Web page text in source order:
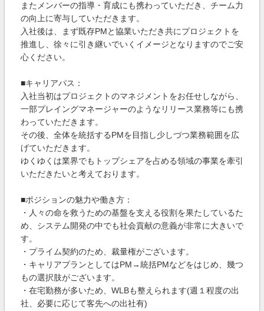
またメンバーの指導・育成にも携わっていただき、チーム力
の向上に寄与していただきます。
入社後は、まず既存PMと協業いただき共にプロジェクトを
推進し、徐々に引き継いでいくイメージとなりますのでご安
心ください。
■キャリアパス：
入社当初はプロジェクトのマネジメントをお任せしながら、
一部プレイングマネージャーのようなリリース業務等にも携
わっていただきます。
その後、全体を統括するPMを目指し少しづつ業務範囲を広
げていただきます。
ゆくゆくは業界でもトップシェアを占める領域の事業を牽引
いただきたいと考えております。
■ポジションの魅力や働き方：
・人々の命を救うための基盤を支える役割を果たしているた
め、システム開発の中でも社会貢献の意義が非常に大きいで
す。
・プライム契約のため、裁量権がございます。
・キャリアプランとしてはPM→統括PMなどをはじめ、幾つ
もの選択肢がございます。
・在宅勤務が多いため、WLBも整えられます(週１程度の出
社、必要に応じて客先への出社有)